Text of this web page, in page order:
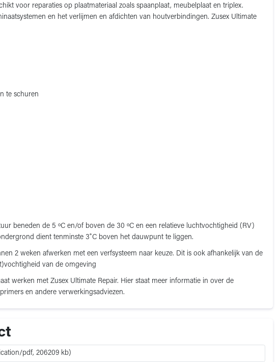
voor reparaties op plaatmateriaal zoals spaanplaat, meubelplaat en triplex.
en het verlijmen en afdichten van houtverbindingen. Zusex Ultimate
te schuren
beneden de 5 ºC en/of boven de 30 ºC en een relatieve luchtvochtigheid (RV)
dient tenminste 3˚C boven het dauwpunt te liggen.
2 weken afwerken met een verfsysteem naar keuze. Dit is ook afhankelijk van de
van de omgeving
werken met Zusex Ultimate Repair. Hier staat meer informatie in over de
en andere verwerkingsadviezen.
pdf, 206209 kb)